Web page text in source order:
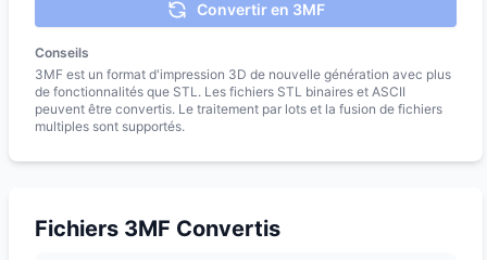
Convertir en 3MF
Conseils
3MF est un format d'impression 3D de nouvelle génération avec plus
de fonctionnalités que STL. Les fichiers STL binaires et ASCII
peuvent être convertis. Le traitement par lots et la fusion de fichiers
multiples sont supportés.
Fichiers 3MF Convertis